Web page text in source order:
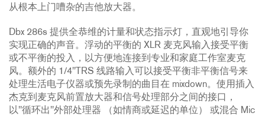
从根本上门嘈杂的吉他放大器。
Dbx 286s 提供全恭维的计量和状态指示灯，直观地引导你
实现正确的声音。浮动的平衡的 XLR 麦克风输入接受平衡
或不平衡的投入，以方便地连接到专业和家庭工作室麦克
风。额外的 1/4"TRS 线路输入可以接受平衡非平衡信号来
处理生活电子仪器或预先录制的曲目在 mixdown。使用插入
杰克到麦克风前置放大器和信号处理部分之间的接口，
以"循环出"外部处理器 （如情商或延迟的单位） 或混合 Mic